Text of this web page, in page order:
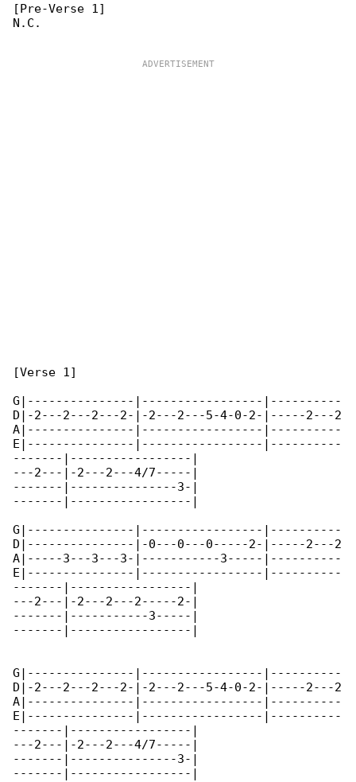
[Pre-Verse 1]
N.C.
[Verse 1]
G|---------------|-----------------|----------
D|-2---2---2---2-|-2---2---5-4-0-2-|-----2---2
A|---------------|-----------------|----------
E|---------------|-----------------|----------
-------|-----------------|
---2---|-2---2---4/7-----|
-------|---------------3-|
-------|-----------------|
G|---------------|-----------------|----------
D|---------------|-0---0---0-----2-|-----2---2
A|-----3---3---3-|-----------3-----|----------
E|---------------|-----------------|----------
-------|-----------------|
---2---|-2---2---2-----2-|
-------|-----------3-----|
-------|-----------------|
G|---------------|-----------------|----------
D|-2---2---2---2-|-2---2---5-4-0-2-|-----2---2
A|---------------|-----------------|----------
E|---------------|-----------------|----------
-------|-----------------|
---2---|-2---2---4/7-----|
-------|---------------3-|
-------|-----------------|